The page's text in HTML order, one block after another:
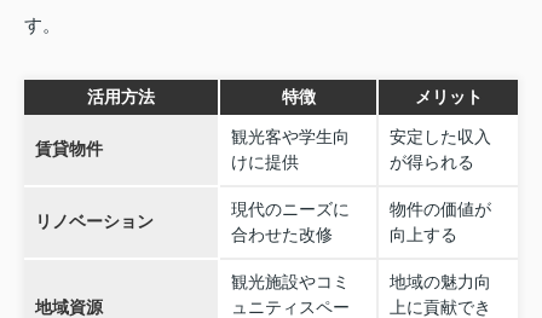
す。
活用方法 特徴 メリット
賃貸物件
観光客や学生向
けに提供
安定した収入
が得られる
リノベーション
現代のニーズに
合わせた改修
物件の価値が
向上する
地域資源
観光施設やコミ
ュニティスペー
地域の魅力向
上に貢献でき